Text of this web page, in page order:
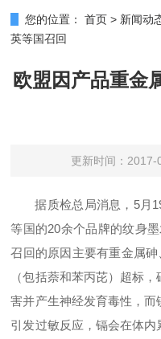
您的位置： 首页 > 新闻动
英等国召回
欧盟因产品重金
更新时间：2017-
据质检总局消息，5月
等国的20余个品牌的纹身
召回的原因主要有重金属
（包括萘和苯丙芘）超标
害并产生神经发育毒性，
引发过敏反应，镉会在体内